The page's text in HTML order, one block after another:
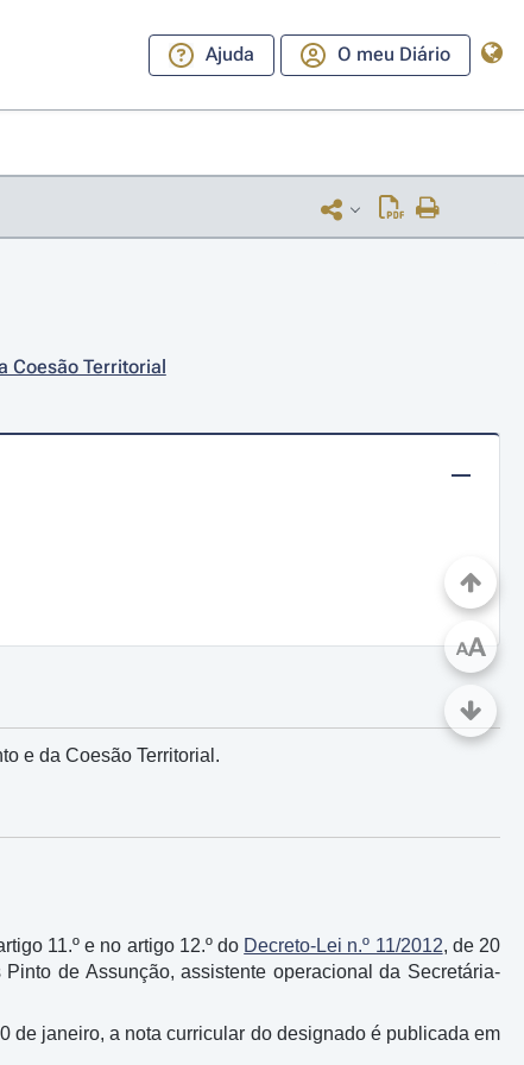
Ajuda O meu Diário
Coesão Territorial
e da Coesão Territorial.
11.º e no artigo 12.º do Decreto-Lei n.º 11/2012, de 20
de Assunção, assistente operacional da Secretária-
de janeiro, a nota curricular do designado é publicada em
AA